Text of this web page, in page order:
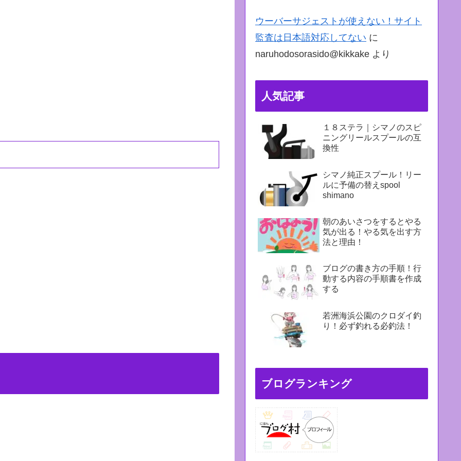
ウーバーサジェストが使えない！サイト
監査は日本語対応してない に
naruhodosorasido@kikkake より
人気記事
１８ステラ｜シマノのスピ
ニングリールスプールの互
換性
シマノ純正スプール！リー
ルに予備の替えspool
shimano
朝のあいさつをするとやる
気が出る！やる気を出す方
法と理由！
ブログの書き方の手順！行
動する内容の手順書を作成
する
若洲海浜公園のクロダイ釣
り！必ず釣れる必釣法！
ブログランキング